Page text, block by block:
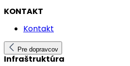
KONTAKT
Kontakt
Pre dopravcov
Infraštruktúra